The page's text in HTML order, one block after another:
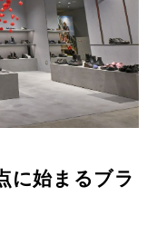
に始まるブラ